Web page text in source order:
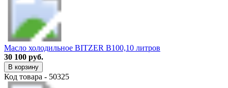
Масло холодильное BITZER B100,10 литров
30 100 руб.
В корзину
Код товара - 50325